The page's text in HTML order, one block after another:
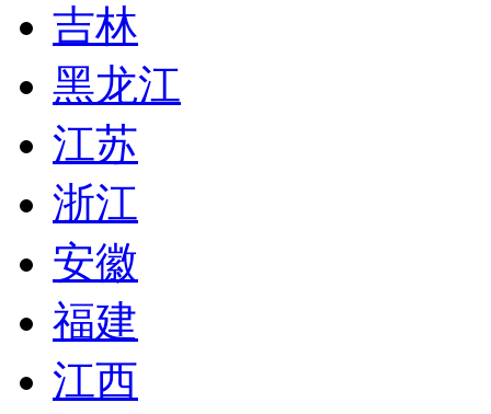
吉林
黑龙江
江苏
浙江
安徽
福建
江西